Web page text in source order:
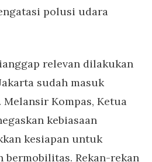
polusi udara
relevan dilakukan
sudah masuk
Kompas, Ketua
kebiasaan
kesiapan untuk
bermobilitas. Rekan-rekan